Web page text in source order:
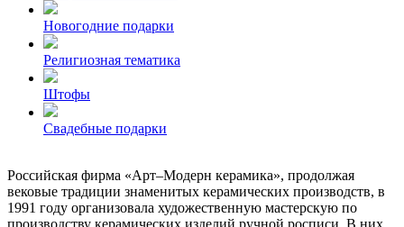
Новогодние подарки
Религиозная тематика
Штофы
Свадебные подарки
Российская фирма «Арт–Модерн керамика», продолжая
вековые традиции знаменитых керамических производств, в
1991 году организовала художественную мастерскую по
производству керамических изделий ручной росписи. В них